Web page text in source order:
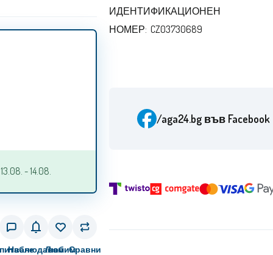
- 14.08.
Наблюдавам
ЛюбимСравни
ИДЕНТИФИКАЦИОНЕН
НОМЕР: CZ03730689
/aga24.bg във Facebook